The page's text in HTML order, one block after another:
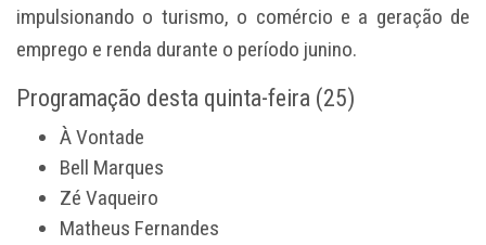
impulsionando o turismo, o comércio e a geração de
emprego e renda durante o período junino.
Programação desta quinta-feira (25)
À Vontade
Bell Marques
Zé Vaqueiro
Matheus Fernandes